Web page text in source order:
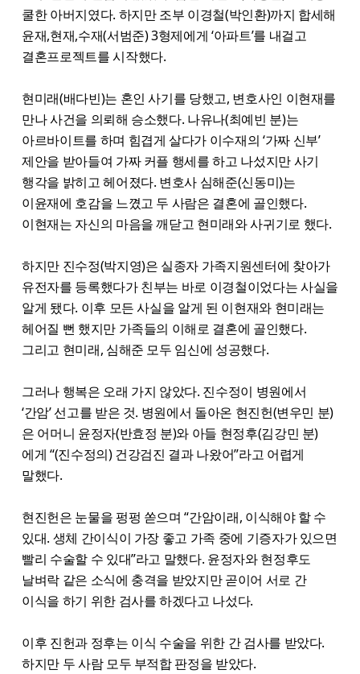
쿨한 아버지였다. 하지만 조부 이경철(박인환)까지 합세해
윤재,현재,수재(서범준) 3형제에게 ‘아파트’를 내걸고
결혼프로젝트를 시작했다.
현미래(배다빈)는 혼인 사기를 당했고, 변호사인 이현재를
만나 사건을 의뢰해 승소했다. 나유나(최예빈 분)는
아르바이트를 하며 힘겹게 살다가 이수재의 ‘가짜 신부’
제안을 받아들여 가짜 커플 행세를 하고 나섰지만 사기
행각을 밝히고 헤어졌다. 변호사 심해준(신동미)는
이윤재에 호감을 느꼈고 두 사람은 결혼에 골인했다.
이현재는 자신의 마음을 깨닫고 현미래와 사귀기로 했다.
하지만 진수정(박지영)은 실종자 가족지원센터에 찾아가
유전자를 등록했다가 친부는 바로 이경철이었다는 사실을
알게 됐다. 이후 모든 사실을 알게 된 이현재와 현미래는
헤어질 뻔 했지만 가족들의 이해로 결혼에 골인했다.
그리고 현미래, 심해준 모두 임신에 성공했다.
그러나 행복은 오래 가지 않았다. 진수정이 병원에서
‘간암’ 선고를 받은 것. 병원에서 돌아온 현진헌(변우민 분)
은 어머니 윤정자(반효정 분)와 아들 현정후(김강민 분)
에게 “(진수정의) 건강검진 결과 나왔어”라고 어렵게
말했다.
현진헌은 눈물을 펑펑 쏟으며 “간암이래, 이식해야 할 수
있대. 생체 간이식이 가장 좋고 가족 중에 기증자가 있으면
빨리 수술할 수 있대”라고 말했다. 윤정자와 현정후도
날벼락 같은 소식에 충격을 받았지만 곧이어 서로 간
이식을 하기 위한 검사를 하겠다고 나섰다.
이후 진헌과 정후는 이식 수술을 위한 간 검사를 받았다.
하지만 두 사람 모두 부적합 판정을 받았다.